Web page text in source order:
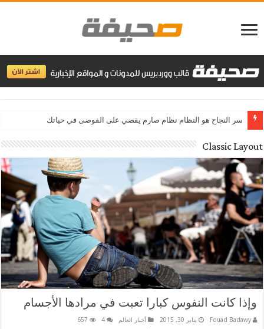
مراجعة هاتف
Classic Layout
وإذا كانت النفوس كبارا تعبت في مرادها الأجسام
Fouad Badawy يناير 30, 2015 أخبار العالم 4
657